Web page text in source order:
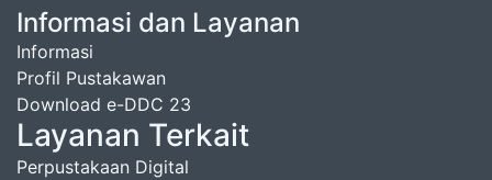
Informasi dan Layanan
Informasi
Profil Pustakawan
Download e-DDC 23
Layanan Terkait
Perpustakaan Digital